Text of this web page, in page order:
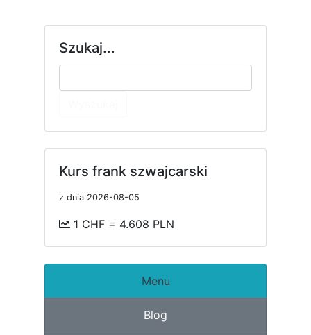
Szukaj...
Kurs frank szwajcarski
z dnia 2026-08-05
1 CHF = 4.608 PLN
Menu
Blog